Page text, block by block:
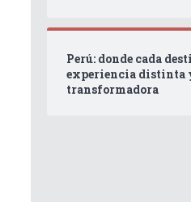
Perú: donde cada
experiencia distinta
transformadora